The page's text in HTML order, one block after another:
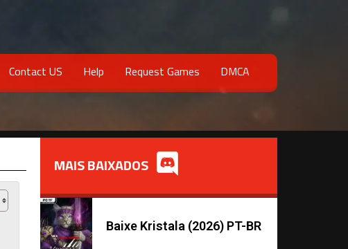
Contact US Help Request Games DMCA
MAIS BAIXADOS
Baixe Kristala (2026) PT-BR